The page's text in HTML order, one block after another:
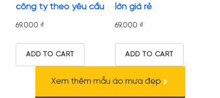
công ty theo yêu cầu
69.000 ₫
ADD TO CART
lớn giá rẻ
69.000 ₫
ADD TO CART
Xem thêm mẫu áo mưa đẹp